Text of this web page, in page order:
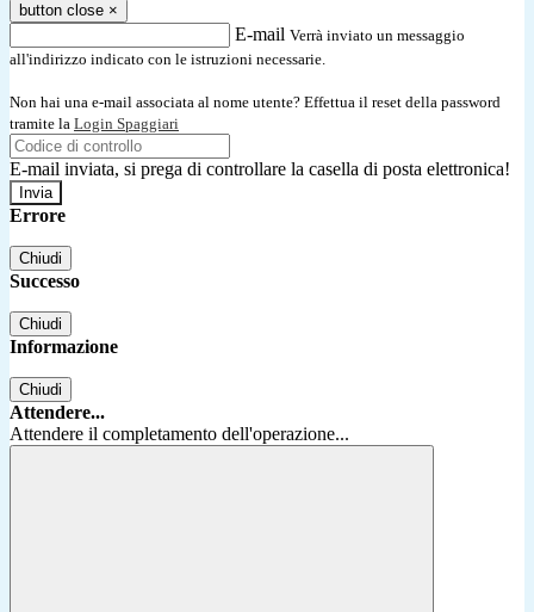
button close ×
E-mail Verrà inviato un messaggio
all'indirizzo indicato con le istruzioni necessarie.
Non hai una e-mail associata al nome utente? Effettua il reset della password
tramite la Login Spaggiari
E-mail inviata, si prega di controllare la casella di posta elettronica!
Errore
Chiudi
Successo
Chiudi
Informazione
Chiudi
Attendere...
Attendere il completamento dell'operazione...